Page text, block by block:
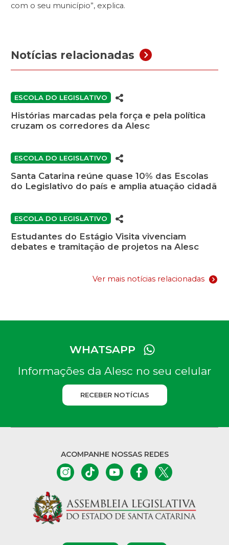
com o seu município”, explica.
Notícias relacionadas
ESCOLA DO LEGISLATIVO
Histórias marcadas pela força e pela política
cruzam os corredores da Alesc
ESCOLA DO LEGISLATIVO
Santa Catarina reúne quase 10% das Escolas
do Legislativo do país e amplia atuação cidadã
ESCOLA DO LEGISLATIVO
Estudantes do Estágio Visita vivenciam
debates e tramitação de projetos na Alesc
Ver mais notícias relacionadas
WHATSAPP
Informações da Alesc no seu celular
RECEBER NOTÍCIAS
ACOMPANHE NOSSAS REDES